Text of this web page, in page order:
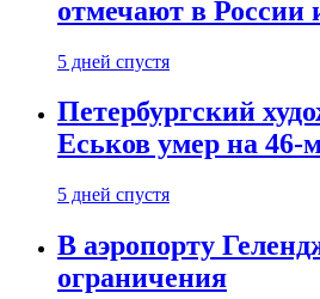
отмечают в России
5 дней спустя
Петербургский
Еськов умер на 46-
5 дней спустя
В аэропорту
ограничения